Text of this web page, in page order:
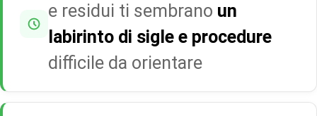
e residui ti sembrano un
labirinto di sigle e procedure
difficile da orientare